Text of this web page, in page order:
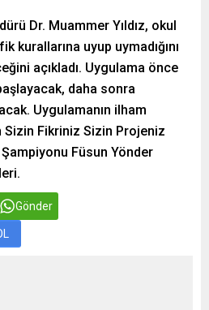
Dr. Muammer Yıldız, okul
kurallarına uyup uymadığını
açıkladı. Uygulama önce
daha sonra
Uygulamanın ilham
Sizin Fikriniz Sizin Projeniz
Füsun Yönder
Gönder